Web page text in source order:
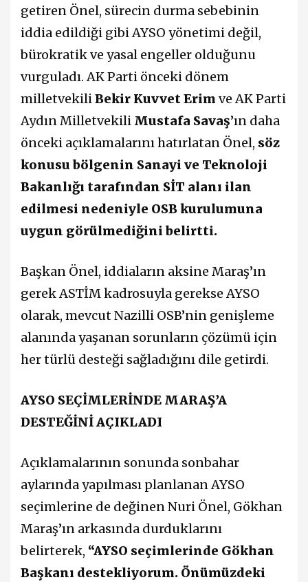
getiren Önel, sürecin durma sebebinin
iddia edildiği gibi AYSO yönetimi değil,
bürokratik ve yasal engeller olduğunu
vurguladı. AK Parti önceki dönem
milletvekiliBekir Kuvvet Erim ve AK Parti
Aydın Milletvekili Mustafa Savaş’ın daha
önceki açıklamalarını hatırlatan Önel, söz
konusu bölgenin Sanayi ve Teknoloji
Bakanlığı tarafından SİT alanı ilan
edilmesi nedeniyle OSB kurulumuna
uygun görülmediğini belirtti.
Başkan Önel, iddiaların aksine Maraş’ın
gerek ASTİM kadrosuyla gerekse AYSO
olarak, mevcut Nazilli OSB’nin genişleme
alanında yaşanan sorunların çözümü için
her türlü desteği sağladığını dile getirdi.
AYSO SEÇİMLERİNDE MARAŞ’A
DESTEĞİNİ AÇIKLADI
Açıklamalarının sonunda sonbahar
aylarında yapılması planlanan AYSO
seçimlerine de değinen Nuri Önel, Gökhan
Maraş’ın arkasında durduklarını
belirterek, “AYSO seçimlerinde Gökhan
Başkanı destekliyorum. Önümüzdeki